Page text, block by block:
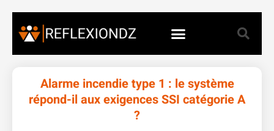
Alarme incendie type 1 : le système
répond-il aux exigences SSI catégorie A
?